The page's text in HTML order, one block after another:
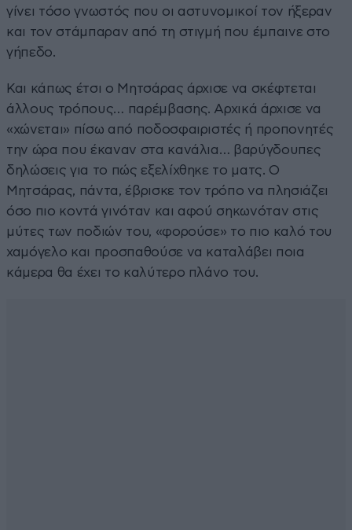
γίνει τόσο γνωστός που οι αστυνομικοί τον ήξεραν
και τον στάμπαραν από τη στιγμή που έμπαινε στο
γήπεδο.
Και κάπως έτσι ο Μητσάρας άρχισε να σκέφτεται
άλλους τρόπους… παρέμβασης. Αρχικά άρχισε να
«χώνεται» πίσω από ποδοσφαιριστές ή προπονητές
την ώρα που έκαναν στα κανάλια… βαρύγδουπες
δηλώσεις για το πώς εξελίχθηκε το ματς. Ο
Μητσάρας, πάντα, έβρισκε τον τρόπο να πλησιάζει
όσο πιο κοντά γινόταν και αφού σηκωνόταν στις
μύτες των ποδιών του, «φορούσε» το πιο καλό του
χαμόγελο και προσπαθούσε να καταλάβει ποια
κάμερα θα έχει το καλύτερο πλάνο του.